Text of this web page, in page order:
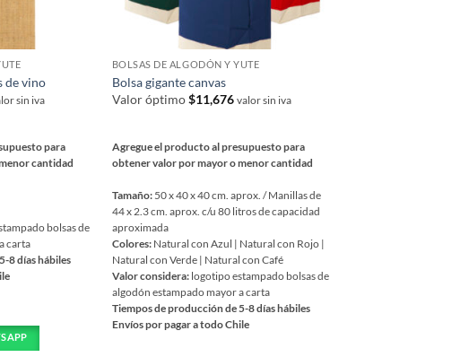
de vino
sin iva
para
cantidad
bolsas de
carta
8 días hábiles
BOLSAS DE ALGODÓN Y YUTE
Bolsa gigante canvas
Valor óptimo$11,676 valor sin iva
Agregue el producto al presupuesto para
obtener valor por mayor o menor cantidad
Tamaño: 50 x 40 x 40 cm. aprox. / Manillas de
44 x 2.3 cm. aprox. c/u 80 litros de capacidad
aproximada
Colores: Natural con Azul | Natural con Rojo |
Natural con Verde | Natural con Café
Valor considera: logotipo estampado bolsas de
algodón estampado mayor a carta
Tiempos de producción de 5-8 días hábiles
Envíos por pagar a todo Chile